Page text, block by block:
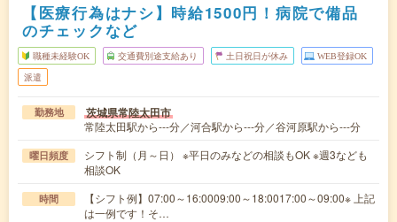
【医療行為はナシ】時給1500円！病院で備品
のチェックなど
職種未経験OK 交通費別途支給あり 土日祝日が休み WEB登録OK
派遣
勤務地 茨城県常陸太田市
常陸太田駅から---分／河合駅から---分／谷河原駅から---分
曜日頻度
シフト制（月～日） ※平日のみなどの相談もOK ※週3なども
相談OK
時間
【シフト例】07:00～16:0009:00～18:0017:00～09:00※ 上記
は一例です！そ…